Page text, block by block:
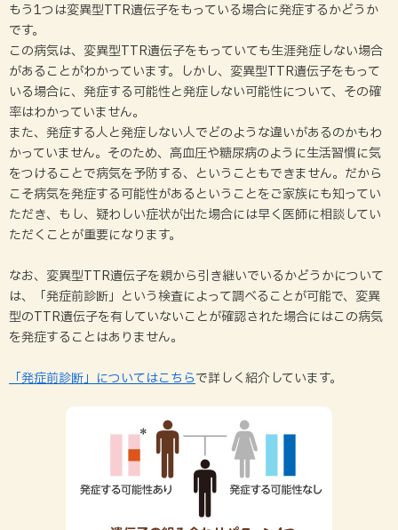
症状
診断
遺伝
治療
医療費の助成について
チーと向き合う
症状とつきあうには
下痢
吐き気・嘔吐
めまい・立ちくらみ
起立性低血圧
やけど
排尿障害
むくみ
「トランスサイレチン型家族性アミロイドポリニュー
ロパチー」
を発症している患者さまのご家族の方へ
トランスサイレチン型家族性アミロイドポリニューロ
パチーについて
あなたがこの病気を発症する
可能性について
この病気の治療について
すでに発症している可能性の
確認について
将来この病気を発症する可能性を
不安を感じたり、悩んだりした
ときの相談について
もう1つは変異型TTR遺伝子をもっている場合に発症するかどうか
です。
この病気は、変異型TTR遺伝子をもっていても生涯発症しない場合
があることがわかっています。しかし、変異型TTR遺伝子をもって
いる場合に、発症する可能性と発症しない可能性について、その確
率はわかっていません。
また、発症する人と発症しない人でどのような違いがあるのかもわ
かっていません。そのため、高血圧や糖尿病のように生活習慣に気
をつけることで病気を予防する、ということもできません。だから
こそ病気を発症する可能性があるということをご家族にも知ってい
ただき、もし、疑わしい症状が出た場合には早く医師に相談してい
ただくことが重要になります。
なお、変異型TTR遺伝子を親から引き継いでいるかどうかについて
は、「発症前診断」という検査によって調べることが可能で、変異
型のTTR遺伝子を有していないことが確認された場合にはこの病気
を発症することはありません。
「発症前診断」についてはこちらで詳しく紹介しています。